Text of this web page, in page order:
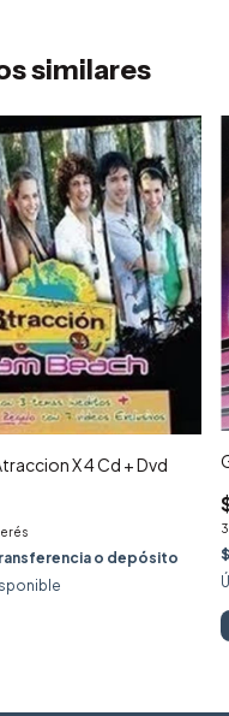
similares
X 4 Cd + Dvd
o depósito
3